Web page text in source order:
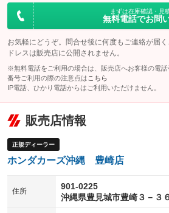
まずは在庫確認・見
無料電話でお問
お気軽にどうぞ。問合せ後に何度もご連絡が届
ドレスは販売店に公開されません。
※無料電話をご利用の場合は、販売店へお客様の電
番号ご利用の際の注意点は こちら
IP電話、ひかり電話からはご利用いただけません。
販売店情報
正規ディーラー
ホンダカーズ沖縄 豊崎店
住所
901-0225
沖縄県豊見城市豊崎３－３６